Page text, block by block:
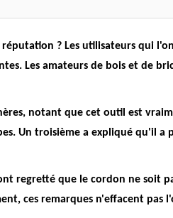
? Les utilisateurs qui
Les amateurs de bois et de
notant que cet outil est
Un troisième a expliqué qu'il
regretté que le cordon ne soit
ces remarques n'effacent